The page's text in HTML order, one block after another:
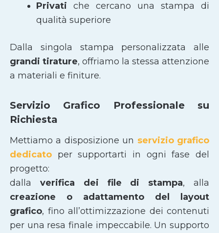
Privati che cercano una stampa di
qualità superiore
Dalla singola stampa personalizzata alle
grandi tirature, offriamo la stessa attenzione
a materiali e finiture.
Servizio Grafico Professionale su
Richiesta
Mettiamo a disposizione un servizio grafico
dedicato per supportarti in ogni fase del
progetto:
dalla verifica dei file di stampa, alla
creazione o adattamento del layout
grafico, fino all’ottimizzazione dei contenuti
per una resa finale impeccabile. Un supporto